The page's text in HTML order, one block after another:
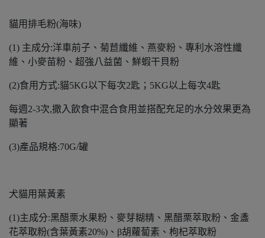
貓用排毛粉(海味)
(1) 主成分:洋車前子、菊苣纖維、燕麥粉、專利水溶性纖
維、小麥苗粉、超強八益菌、鮮蝦干貝粉
(2)食用方式:貓5KG以下每次2匙；5KG以上每次4匙
每週2-3次,撒入飲食中混合食用並搭配充足的水分效果更為
顯著
(3)產品規格:70G/罐
犬貓用葉黃素
(1)主成分:黑醋栗水果粉、麥芽糊精、黑醋栗萃取粉、金盞
花萃取粉(含葉黃素20%)、β胡蘿蔔素、枸杞萃取粉